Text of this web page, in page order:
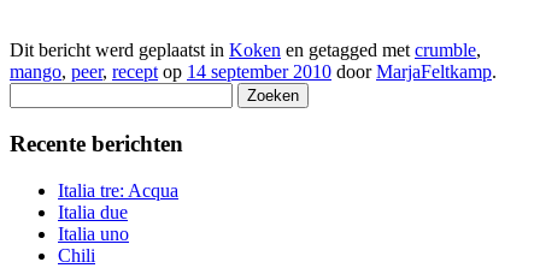
Dit bericht werd geplaatst in Koken en getagged met crumble,
mango, peer, recept op 14 september 2010 doorMarjaFeltkamp.
naar:
Recente berichten
Italia tre: Acqua
Italia due
Italia uno
Chili